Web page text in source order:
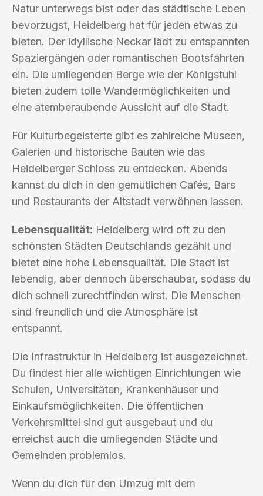
Natur unterwegs bist oder das städtische Leben
bevorzugst, Heidelberg hat für jeden etwas zu
bieten. Der idyllische Neckar lädt zu entspannten
Spaziergängen oder romantischen Bootsfahrten
ein. Die umliegenden Berge wie der Königstuhl
bieten zudem tolle Wandermöglichkeiten und
eine atemberaubende Aussicht auf die Stadt.
Für Kulturbegeisterte gibt es zahlreiche Museen,
Galerien und historische Bauten wie das
Heidelberger Schloss zu entdecken. Abends
kannst du dich in den gemütlichen Cafés, Bars
und Restaurants der Altstadt verwöhnen lassen.
Lebensqualität: Heidelberg wird oft zu den
schönsten Städten Deutschlands gezählt und
bietet eine hohe Lebensqualität. Die Stadt ist
lebendig, aber dennoch überschaubar, sodass du
dich schnell zurechtfinden wirst. Die Menschen
sind freundlich und die Atmosphäre ist
entspannt.
Die Infrastruktur in Heidelberg ist ausgezeichnet.
Du findest hier alle wichtigen Einrichtungen wie
Schulen, Universitäten, Krankenhäuser und
Einkaufsmöglichkeiten. Die öffentlichen
Verkehrsmittel sind gut ausgebaut und du
erreichst auch die umliegenden Städte und
Gemeinden problemlos.
Wenn du dich für den Umzug mit dem